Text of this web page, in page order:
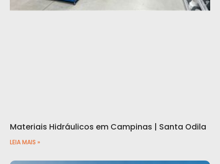
Materiais Hidráulicos em Campinas | Santa Odila
LEIA MAIS »